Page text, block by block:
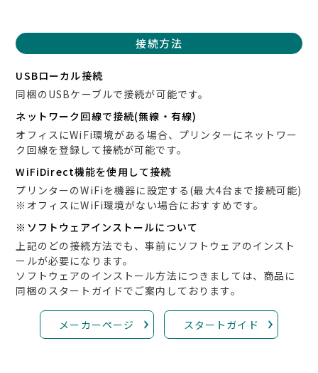
接続方法
USBローカル接続
同梱のUSBケーブルで接続が可能です。
ネットワーク回線で接続(無線・有線)
オフィスにWiFi環境がある場合、プリンターにネットワー
ク回線を登録して接続が可能です。
WiFiDirect機能を使用して接続
プリンターのWiFiを機器に設定する(最大4台まで接続可能)
※オフィスにWiFi環境がない場合におすすめです。
※ソフトウェアインストールについて
上記のどの接続方法でも、事前にソフトウェアのインスト
ールが必要になります。
ソフトウェアのインストール方法につきましては、商品に
同梱のスタートガイドでご案内しております。
メーカーページ スタートガイド